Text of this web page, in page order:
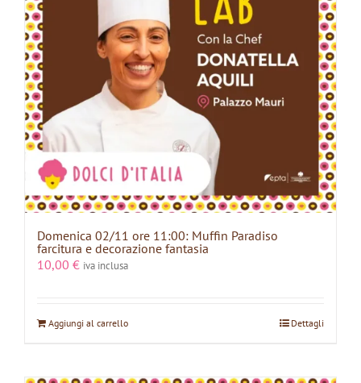
Domenica 02/11 ore 11:00: Muffin Paradiso
farcitura e decorazione fantasia
10,00 € iva inclusa
Aggiungi al carrello Dettagli